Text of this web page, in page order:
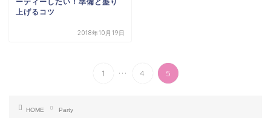
上げるコツ
2018年10月19日
1 ... 4 5
HOME Party